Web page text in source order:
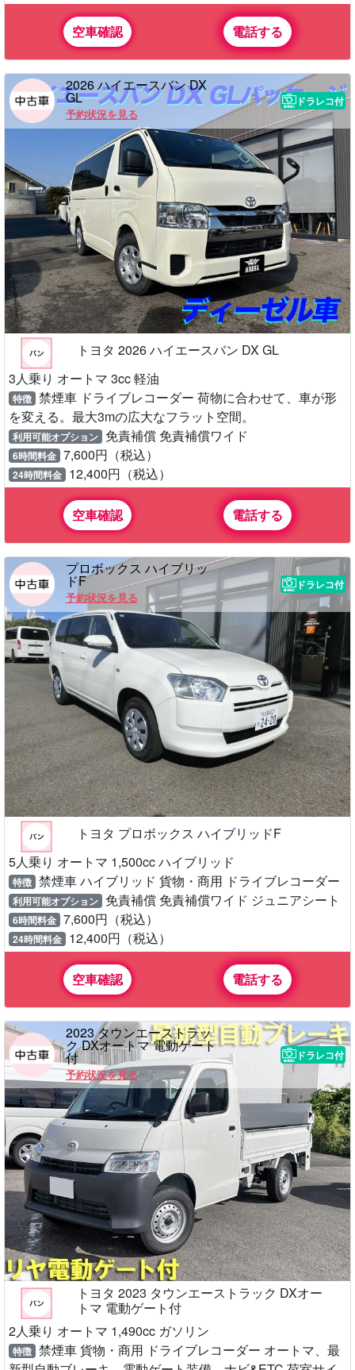
空車確認 電話する
2026 ハイエースバン DX
GL
予約状況を見る
ドラレコ付
トヨタ 2026 ハイエースバン DX GL
3人乗り オートマ 3cc 軽油
特徴 禁煙車 ドライブレコーダー 荷物に合わせて、車が形
を変える。最大3mの広大なフラット空間。
利用可能オプション 免責補償 免責補償ワイド
6時間料金 7,600円（税込）
24時間料金 12,400円（税込）
空車確認 電話する
プロボックス ハイブリッ
ドF
予約状況を見る
ドラレコ付
トヨタ プロボックス ハイブリッドF
5人乗り オートマ 1,500cc ハイブリッド
特徴 禁煙車 ハイブリッド 貨物・商用 ドライブレコーダー
利用可能オプション 免責補償 免責補償ワイド ジュニアシート
6時間料金 7,600円（税込）
24時間料金 12,400円（税込）
空車確認 電話する
2023 タウンエーストラッ
ク DXオートマ 電動ゲート
付
予約状況を見る
ドラレコ付
トヨタ 2023 タウンエーストラック DXオー
トマ 電動ゲート付
2人乗り オートマ 1,490cc ガソリン
特徴 禁煙車 貨物・商用 ドライブレコーダー オートマ、最